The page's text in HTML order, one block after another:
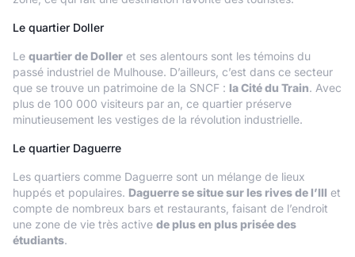
Le quartier Doller
Le quartier de Doller et ses alentours sont les témoins du
passé industriel de Mulhouse. D’ailleurs, c’est dans ce secteur
que se trouve un patrimoine de la SNCF : la Cité du Train. Avec
plus de 100 000 visiteurs par an, ce quartier préserve
minutieusement les vestiges de la révolution industrielle.
Le quartier Daguerre
Les quartiers comme Daguerre sont un mélange de lieux
huppés et populaires. Daguerre se situe sur les rives de l’Ill et
compte de nombreux bars et restaurants, faisant de l’endroit
une zone de vie très active de plus en plus prisée des
étudiants.